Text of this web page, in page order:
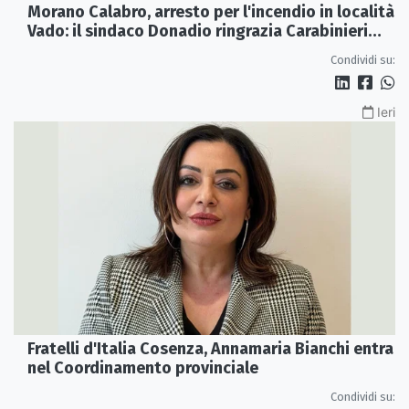
Morano Calabro, arresto per l'incendio in località
Vado: il sindaco Donadio ringrazia Carabinieri
Condividi su:
Ieri
Fratelli d'Italia Cosenza, Annamaria Bianchi entra
nel Coordinamento provinciale
Condividi su: